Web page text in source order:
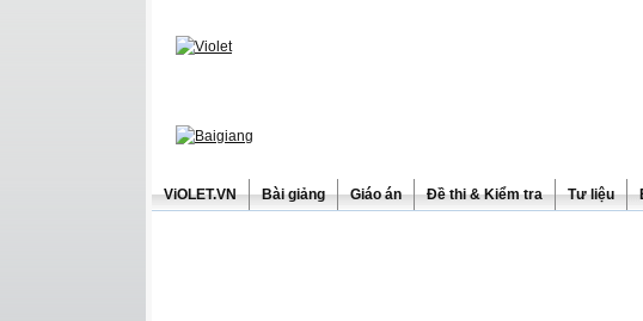
ViOLET.VN Bài giảng Giáo án Đề thi & Kiểm tra Tư liệu